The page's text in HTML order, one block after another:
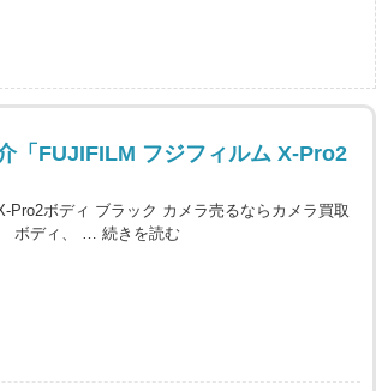
「FUJIFILM フジフィルム X-Pro2
Pro2ボディ ブラック カメラ売るならカメラ買取
ボディ、 …続きを読む